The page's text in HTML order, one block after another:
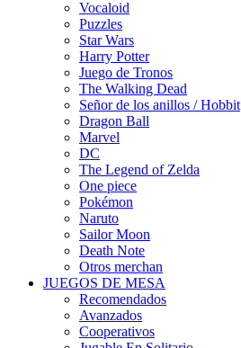
Vocaloid
Puzzles
Star Wars
Harry Potter
Juego de Tronos
The Walking Dead
Señor de los anillos / Hobbit
Dragon Ball
Marvel
DC
The Legend of Zelda
One piece
Pokémon
Naruto
Sailor Moon
Death Note
Otros merchan
JUEGOS DE MESA
Recomendados
Avanzados
Cooperativos